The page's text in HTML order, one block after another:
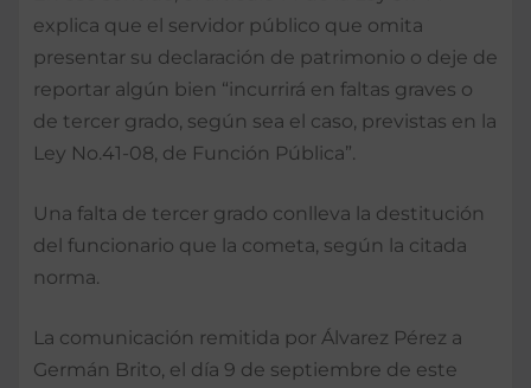
explica que el servidor público que omita
presentar su declaración de patrimonio o deje de
reportar algún bien “incurrirá en faltas graves o
de tercer grado, según sea el caso, previstas en la
Ley No.41-08, de Función Pública”.
Una falta de tercer grado conlleva la destitución
del funcionario que la cometa, según la citada
norma.
La comunicación remitida por Álvarez Pérez a
Germán Brito, el día 9 de septiembre de este